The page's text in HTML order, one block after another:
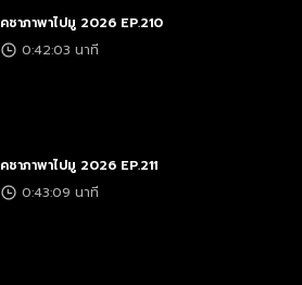
คชาภาพาไปมู 2026 EP.210
0:42:03 นาที
คชาภาพาไปมู 2026 EP.211
0:43:09 นาที